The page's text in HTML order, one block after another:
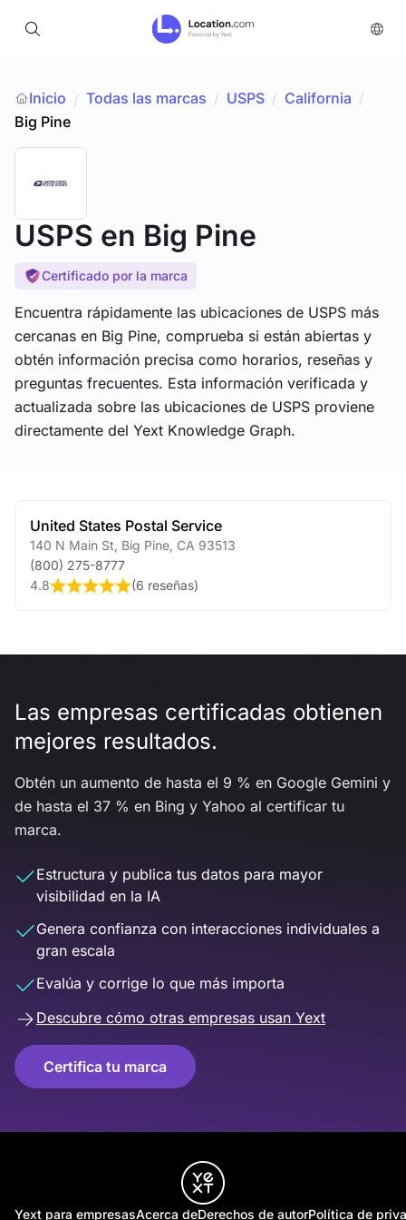
Inicio / Todas las marcas / USPS / California /
Big Pine
USPS en Big Pine
Certificado por la marca
Encuentra rápidamente las ubicaciones de USPS más
cercanas en Big Pine, comprueba si están abiertas y
obtén información precisa como horarios, reseñas y
preguntas frecuentes. Esta información verificada y
actualizada sobre las ubicaciones de USPS proviene
directamente del Yext Knowledge Graph.
United States Postal Service
140 N Main St Big Pine CA 93513
(800) 275-8777
4.8
(6 reseñas)
Las empresas certificadas obtienen
mejores resultados.
Obtén un aumento de hasta el 9 % en Google Gemini y
de hasta el 37 % en Bing y Yahoo al certificar tu
marca.
Estructura y publica tus datos para mayor
visibilidad en la IA
Genera confianza con interacciones individuales a
gran escala
Evalúa y corrige lo que más importa
Descubre cómo otras empresas usan Yext
Certifica tu marca
Yext para empresasAcerca deDerechos de autorPolítica de